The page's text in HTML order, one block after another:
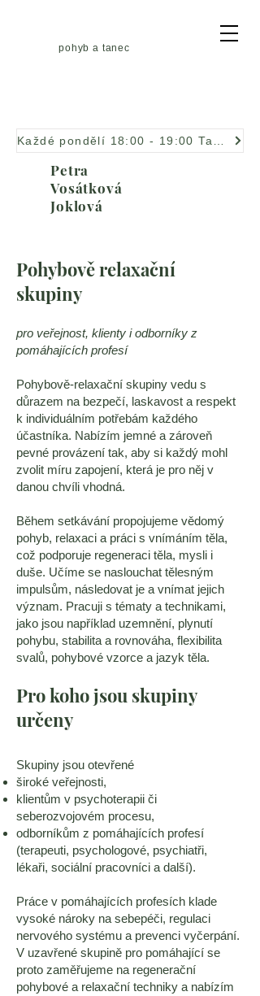
pohyb a tanec
Petra
Vosátková
Joklová
Pohybově relaxační
skupiny
pro veřejnost, klienty i odborníky z
pomáhajících profesí
Pohybově-relaxační skupiny vedu s
důrazem na bezpečí, laskavost a respekt
k individuálním potřebám každého
účastníka. Nabízím jemné a zároveň
pevné provázení tak, aby si každý mohl
zvolit míru zapojení, která je pro něj v
danou chvíli vhodná.
Během setkávání propojujeme vědomý
pohyb, relaxaci a práci s vnímáním těla,
což podporuje regeneraci těla, mysli i
duše. Učíme se naslouchat tělesným
impulsům, následovat je a vnímat jejich
význam. Pracuji s tématy a technikami,
jako jsou například uzemnění, plynutí
pohybu, stabilita a rovnováha, flexibilita
svalů, pohybové vzorce a jazyk těla.
Pro koho jsou skupiny
určeny
Skupiny jsou otevřené
široké veřejnosti,
klientům v psychoterapii či
seberozvojovém procesu,
odborníkům z pomáhajících profesí
(terapeuti, psychologové, psychiatři,
lékaři, sociální pracovníci a další).
Práce v pomáhajících profesích klade
vysoké nároky na sebepéči, regulaci
nervového systému a prevenci vyčerpání.
V uzavřené skupině pro pomáhající se
proto zaměřujeme na regenerační
pohybové a relaxační techniky a nabízím